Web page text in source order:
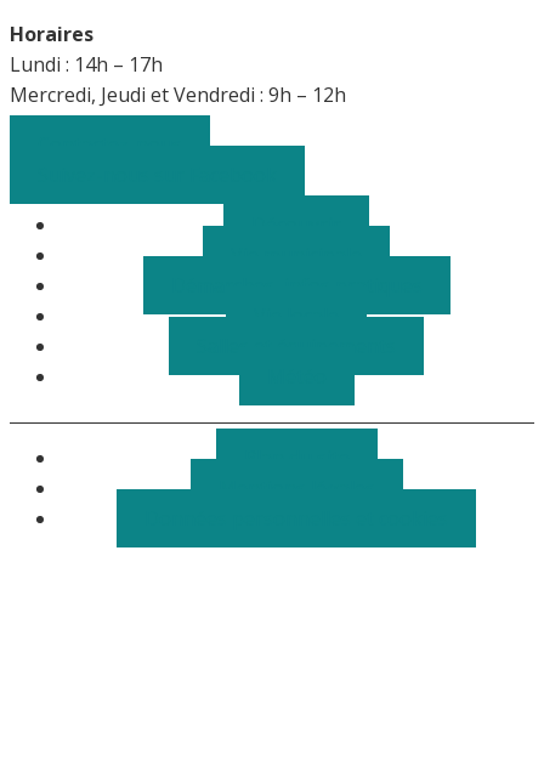
Horaires
Lundi : 14h – 17h
Mercredi, Jeudi et Vendredi : 9h – 12h